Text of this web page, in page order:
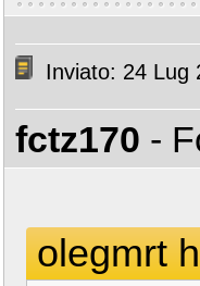
Inviato: 24 Lug
fctz170 -
olegmrt